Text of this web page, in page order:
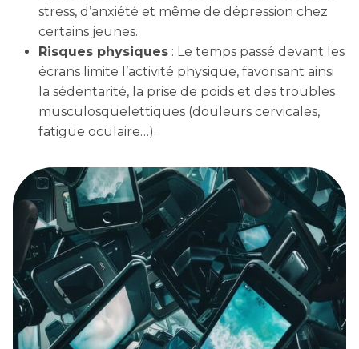
stress, d’anxiété et même de dépression chez
certains jeunes.
Risques physiques : Le temps passé devant les
écrans limite l’activité physique, favorisant ainsi
la sédentarité, la prise de poids et des troubles
musculosquelettiques (douleurs cervicales,
fatigue oculaire…).